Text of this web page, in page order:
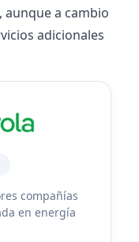
aunque a cambio
adicionales
compañías
en energía